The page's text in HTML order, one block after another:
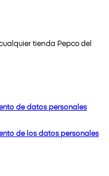
tienda Pepco del
de datos personales
de los datos personales